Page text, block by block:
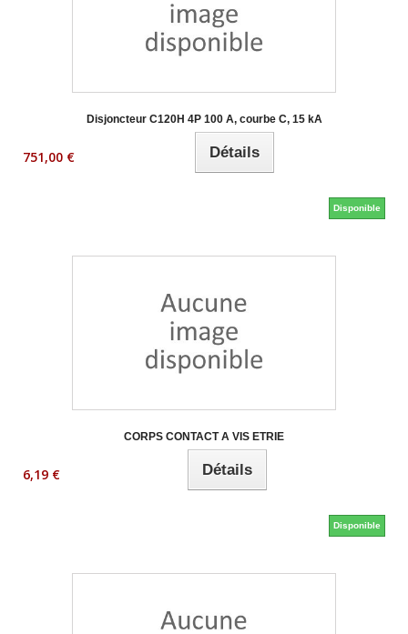
Disjoncteur C120H 4P 100 A, courbe C, 15 kA
751,00 € Détails
Disponible
CORPS CONTACT A VIS ETRIE
6,19 € Détails
Disponible